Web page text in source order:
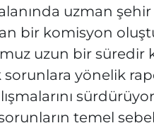
uzman
bir komisyon
uzun bir süredir
yönelik
sorunların temel